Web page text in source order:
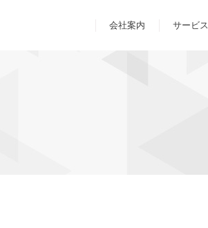
会社案内 サービ